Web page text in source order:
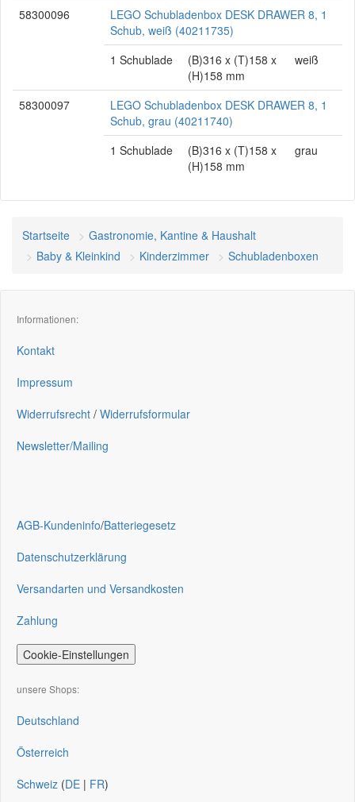
58300096
LEGO Schubladenbox DESK DRAWER 8, 1
Schub, weiß (40211735)
1 Schublade
(B)316 x (T)158 x
(H)158 mm
weiß
58300097
LEGO Schubladenbox DESK DRAWER 8, 1
Schub, grau (40211740)
1 Schublade
(B)316 x (T)158 x
(H)158 mm
grau
Startseite
Gastronomie, Kantine & Haushalt
Baby & Kleinkind
Kinderzimmer Schubladenboxen
Informationen:
Kontakt
Impressum
Widerrufsrecht / Widerrufsformular
Newsletter/Mailing
AGB-Kundeninfo/Batteriegesetz
Datenschutzerklärung
Versandarten und Versandkosten
Zahlung
Cookie-Einstellungen
unsere Shops:
Deutschland
Österreich
Schweiz (DE | FR)